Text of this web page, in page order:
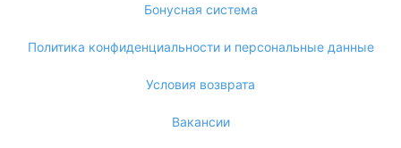
Бонусная система
Политика конфиденциальности и персональные данные
Условия возврата
Вакансии